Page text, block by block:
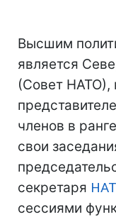
Высшим
является
(Совет НАТО),
членов в
свои
секретаря
сессиями